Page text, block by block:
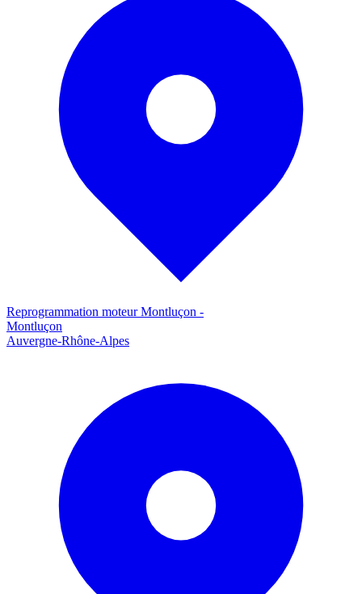
Reprogrammation moteurMontluçon -
Montluçon
Auvergne-Rhône-Alpes